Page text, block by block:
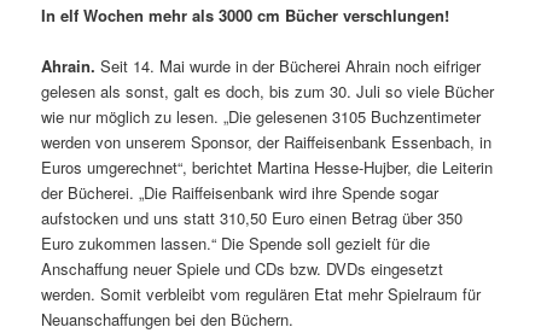
In elf Wochen mehr als 3000 cm Bücher verschlungen!
Ahrain.Seit 14. Mai wurde in der Bücherei Ahrain noch eifriger
gelesen als sonst, galt es doch, bis zum 30. Juli so viele Bücher
wie nur möglich zu lesen. „Die gelesenen 3105 Buchzentimeter
werden von unserem Sponsor, der Raiffeisenbank Essenbach, in
Euros umgerechnet“, berichtet Martina Hesse-Hujber, die Leiterin
der Bücherei. „Die Raiffeisenbank wird ihre Spende sogar
aufstocken und uns statt 310,50 Euro einen Betrag über 350
Euro zukommen lassen.“ Die Spende soll gezielt für die
Anschaffung neuer Spiele und CDs bzw. DVDs eingesetzt
werden. Somit verbleibt vom regulären Etat mehr Spielraum für
Neuanschaffungen bei den Büchern.